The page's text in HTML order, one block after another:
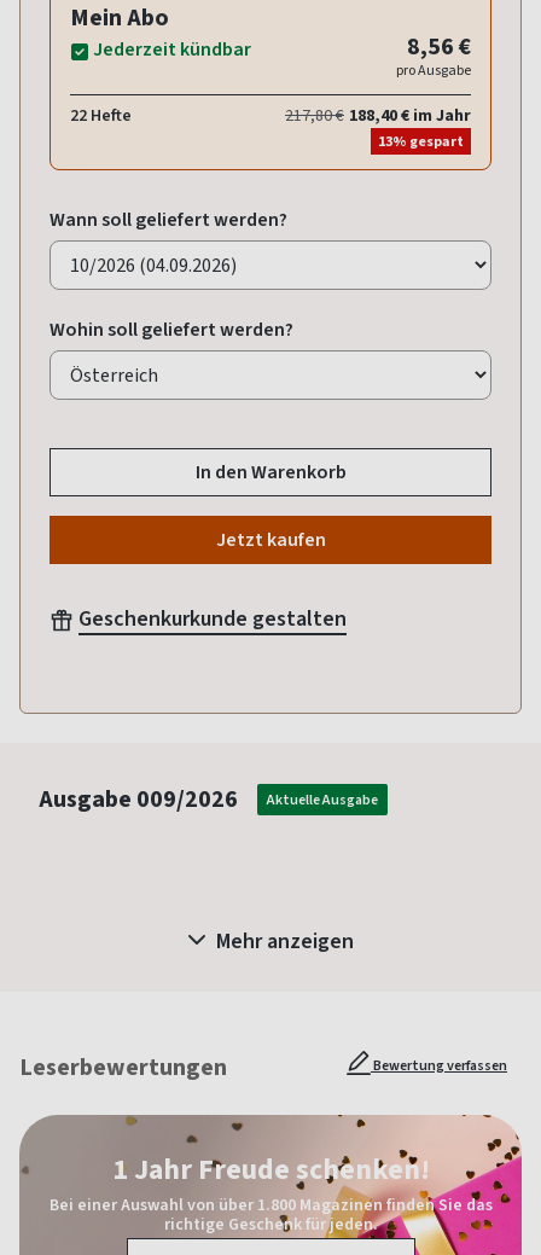
Mein Abo
Jederzeit kündbar 8,56 €
pro Ausgabe
22 Hefte 217,80 € 188,40 € im Jahr
13% gespart
Wann soll geliefert werden?
Wohin soll geliefert werden?
In den Warenkorb
Jetzt kaufen
Geschenkurkunde gestalten
Ausgabe 009/2026 Aktuelle Ausgabe
Mehr anzeigen
Leserbewertungen Bewertung verfassen
1 Jahr Freude schenken!
Bei einer Auswahl von über 1.800 Magazinen finden Sie das
richtige Geschenk für jeden.